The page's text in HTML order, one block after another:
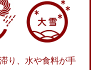
り、水や食料が手